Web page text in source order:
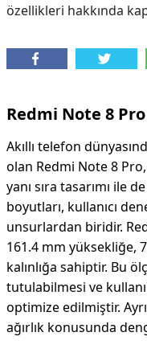
özellikleri hakkında
Redmi Note 8
Akıllı telefon
olan Redmi Note 8
yanı sıra tasarımı ile
boyutları, kullanıcı
unsurlardan biridir.
161.4 mm yüksekliğe,
kalınlığa sahiptir. Bu
tutulabilmesi ve
optimize edilmiştir.
ağırlık konusunda